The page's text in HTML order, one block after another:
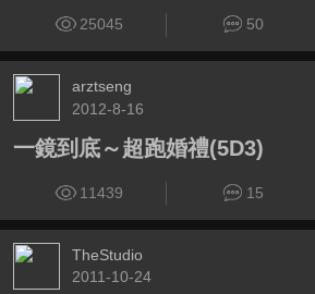
25045 50
arztseng
2012-8-16
一鏡到底～超跑婚禮(5D3)
11439 15
TheStudio
2011-10-24